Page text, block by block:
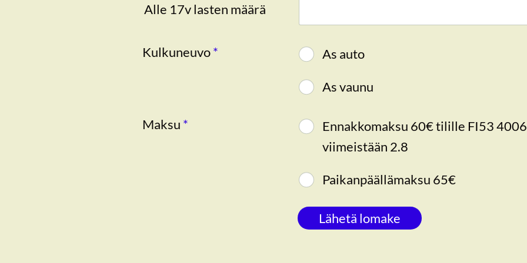
Alle 17v lasten määrä
Kulkuneuvo* As auto
As vaunu
Maksu *
Ennakkomaksu 60€ tilille FI53 4006 0010 2078 56,
viimeistään 2.8
Paikanpäällämaksu 65€
Lähetä lomake